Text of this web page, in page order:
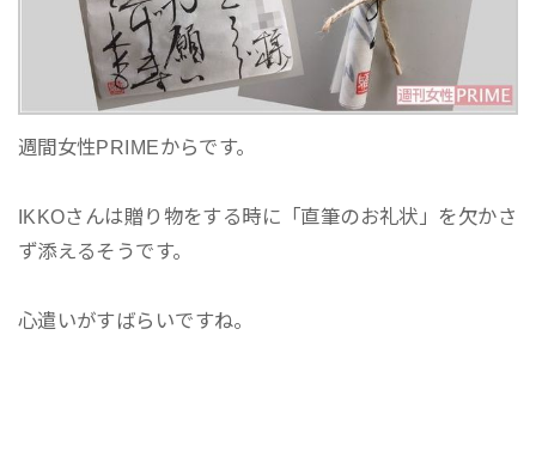
週間女性PRIMEからです。
IKKOさんは贈り物をする時に「直筆のお礼状」を欠かさ
ず添えるそうです。
心遣いがすばらいですね。